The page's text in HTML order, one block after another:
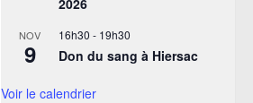
NOV
9
16h30 - 19h30
Don du sang à Hiersac
Voir le calendrier